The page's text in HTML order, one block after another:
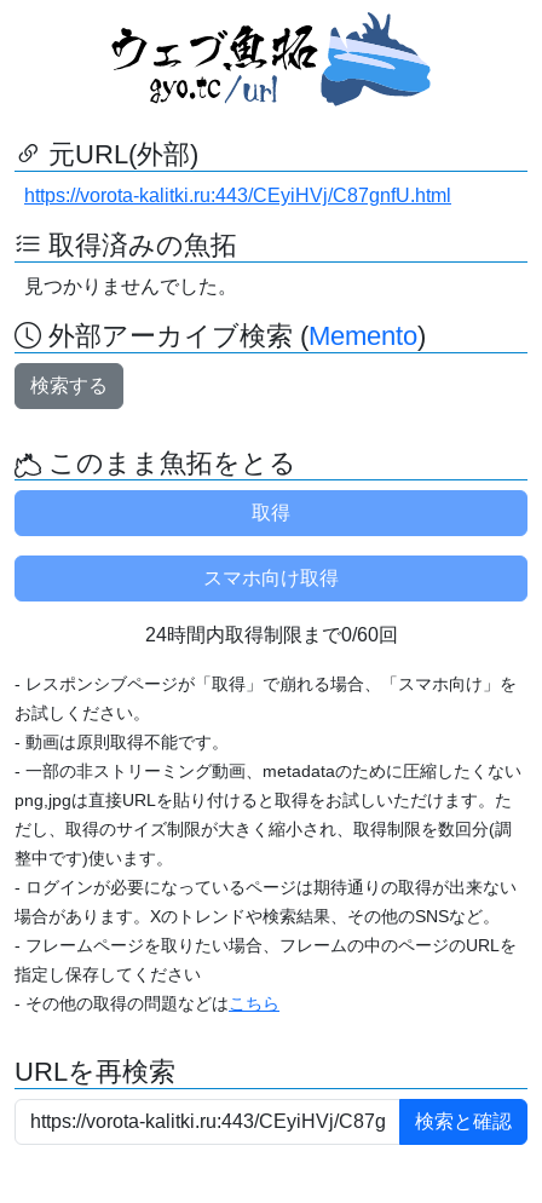
元URL(外部)
https://vorota-kalitki.ru:443/CEyiHVj/C87gnfU.html
取得済みの魚拓
見つかりませんでした。
外部アーカイブ検索 (Memento)
検索する
このまま魚拓をとる
24時間内取得制限まで0/60回
- レスポンシブページが「取得」で崩れる場合、「スマホ向け」を
お試しください。
- 動画は原則取得不能です。
- 一部の非ストリーミング動画、metadataのために圧縮したくない
png,jpgは直接URLを貼り付けると取得をお試しいただけます。た
だし、取得のサイズ制限が大きく縮小され、取得制限を数回分(調
整中です)使います。
- ログインが必要になっているページは期待通りの取得が出来ない
場合があります。Xのトレンドや検索結果、その他のSNSなど。
- フレームページを取りたい場合、フレームの中のページのURLを
指定し保存してください
- その他の取得の問題などはこちら
URLを再検索